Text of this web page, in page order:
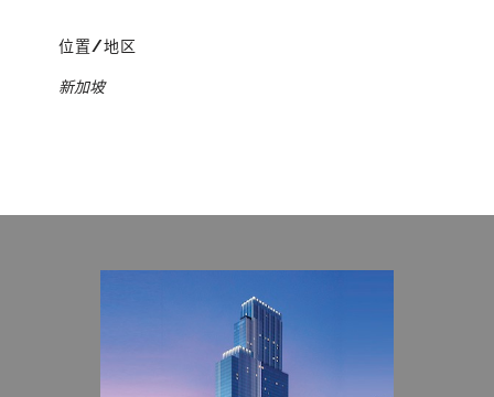
位置/地区
新加坡